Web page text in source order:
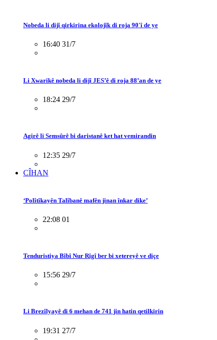
Nobeda li dijî qirkirina ekolojîk di roja 90'î de ye
16:40 31/7
Li Xwarikê nobeda li dijî JES’ê di roja 88’an de ye
18:24 29/7
Agirê li Semsûrê bi daristanê ket hat vemirandin
12:35 29/7
CÎHAN
‘Polîtîkayên Talîbanê mafên jinan înkar dike’
22:08 01
Tenduristiya Bîbî Nur Rîgî ber bi xetereyê ve diçe
15:56 29/7
Li Brezîlyayê di 6 mehan de 741 jin hatin qetilkirin
19:31 27/7